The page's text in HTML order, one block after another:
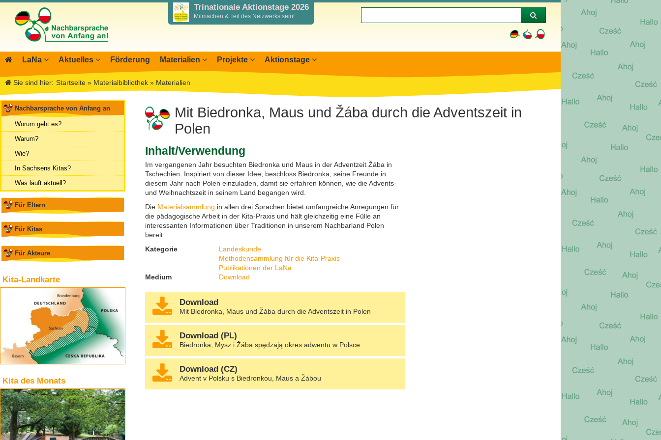
Trinationale Aktionstage 2026
Mitmachen & Teil des Netzwerks sein!
LaNa
Über LaNa
DPJW Zentralstelle
Team
Kontakt
Aktuelles
Blog LaNa
Termine, Veranstaltungen
Feste, Feiertage, Schulferien
Ausschreibungen
Förderung Materialien
Wegweiser NiKiS
Serie Biedronka, Maus & Žába
Nachbarsprachkoffer
Wanderausstellung
Projekte
Interreg SN-CZ 2021-2026
Modellprojekte 2019/2020
Aktionstage
Aktionslandkarte
Übersicht Mitwirkende
Öffentlichkeitsarbeit
Archiv
Aktionstage 2025
Aktionstage 2024
Tag der Nachbarsprachen 2023
Sie sind hier: Startseite » Materialbibliothek » Materialien
Nachbarsprache von Anfang an
Worum geht es?
Warum?
Wie?
In Sachsens Kitas?
Was läuft aktuell?
Für Eltern
Für Kitas
Für Akteure
Kita-Landkarte
Kita des Monats
Mit Biedronka, Maus und Žába durch die Adventszeit in
Polen
Inhalt/Verwendung
Im vergangenen Jahr besuchten Biedronka und Maus in der Adventzeit Žába in
Tschechien. Inspiriert von dieser Idee, beschloss Biedronka, seine Freunde in
diesem Jahr nach Polen einzuladen, damit sie erfahren können, wie die Advents-
und Weihnachtszeit in seinem Land begangen wird.
Die Materialsammlung in allen drei Sprachen bietet umfangreiche Anregungen für
die pädagogische Arbeit in der Kita-Praxis und hält gleichzeitig eine Fülle an
interessanten Informationen über Traditionen in unserem Nachbarland Polen
bereit.
Kategorie
Landeskunde
Methodensammlung für die Kita-Praxis
Publikationen der LaNa
Medium
Download
Download
Mit Biedronka, Maus und Žába durch die Adventszeit in Polen
Download (PL)
Biedronka, Mysz i Žába spędzają okres adwentu w Polsce
Download (CZ)
Advent v Polsku s Biedronkou, Maus a Žábou